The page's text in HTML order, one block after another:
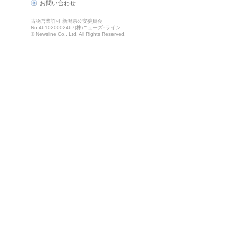
お問い合わせ
古物営業許可 新潟県公安委員会
No.461020002467(株)ニューズ･ライン
© Newsline Co., Ltd. All Rights Reserved.